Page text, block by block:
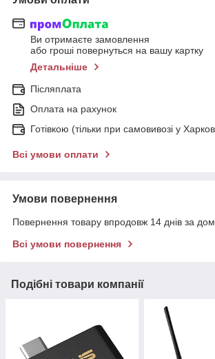
Ви отримаєте замовлення
або гроші повернуться на вашу картку
Детальніше
Післяплата
Оплата на рахунок
Готівкою (тільки при самовивозі у
Всі умови оплати
Умови повернення
Повернення товару впродовж 14 днів за
Всі умови повернення
Подібні товари компанії